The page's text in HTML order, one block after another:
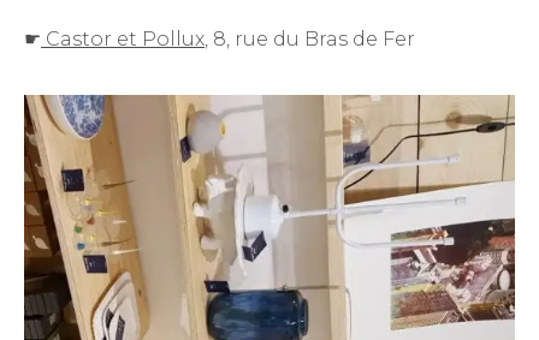
☛ Castor et Pollux, 8, rue du Bras de Fer